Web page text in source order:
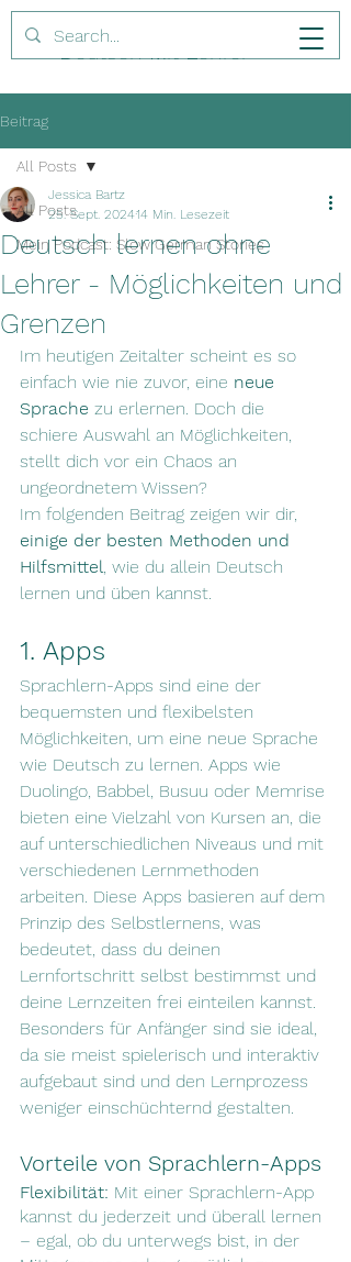
DeutschMitLehrer
Beitrag
All Posts
Mein Podcast: Slow German Stories
All Posts
Deutsch lernen ohne
Lehrer - Möglichkeiten und
Grenzen
Jessica Bartz
25. Sept. 202414 Min. Lesezeit
Im heutigen Zeitalter scheint es so
einfach wie nie zuvor, eine neue
Sprache zu erlernen. Doch die
schiere Auswahl an Möglichkeiten,
stellt dich vor ein Chaos an
ungeordnetem Wissen?
Im folgenden Beitrag zeigen wir dir,
einige der besten Methoden und
Hilfsmittel, wie du allein Deutsch
lernen und üben kannst.
1. Apps
Sprachlern-Apps sind eine der
bequemsten und flexibelsten
Möglichkeiten, um eine neue Sprache
wie Deutsch zu lernen. Apps wie
Duolingo, Babbel, Busuu oder Memrise
bieten eine Vielzahl von Kursen an, die
auf unterschiedlichen Niveaus und mit
verschiedenen Lernmethoden
arbeiten. Diese Apps basieren auf dem
Prinzip des Selbstlernens, was
bedeutet, dass du deinen
Lernfortschritt selbst bestimmst und
deine Lernzeiten frei einteilen kannst.
Besonders für Anfänger sind sie ideal,
da sie meist spielerisch und interaktiv
aufgebaut sind und den Lernprozess
weniger einschüchternd gestalten.
Vorteile von Sprachlern-Apps
Flexibilität: Mit einer Sprachlern-App
kannst du jederzeit und überall lernen
– egal, ob du unterwegs bist, in der